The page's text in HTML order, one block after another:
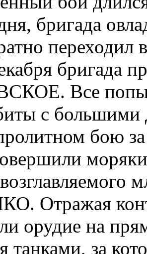
бригада
переходил
бригада
Все
с большими
бою
Отражая
орудие на
танками, за